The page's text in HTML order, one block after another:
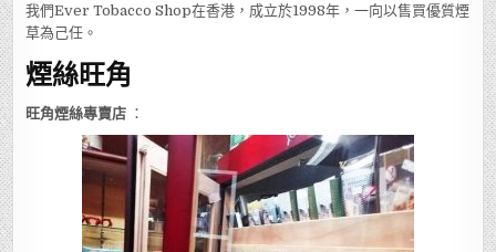
我們Ever Tobacco Shop在香港，成立於1998年，一向以售買優質煙
草為己任。
煙絲旺角
旺角煙絲專賣店 ：